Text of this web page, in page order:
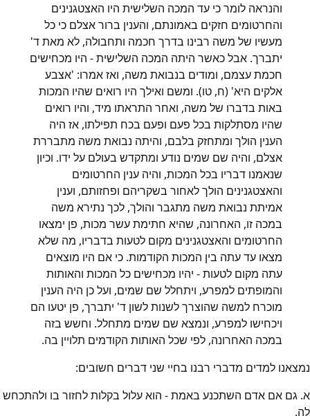
והנראה לומר כי עד המכה השלישית היו האצטגנינים
והחרטומים חזקים באמונתם, והענין ברור אצלם כי כל
מעשיו של משה רבינו בדרך חכמה ותחבולה, לא מאת ד'
יתברך. אבל כאשר היתה המכה השלישית - היו מכחישים
חכמת עצמם, ומודים בנבואת משה, ואז אמרו: 'אצבע
אלקים היא' (ח, טו). ומשם ואילך היו רואים שהיו המכות
באות בדברו של משה, ואחר התראתו מיד, והיו רואים
שהיו מסתלקות בכל פעם ופעם בכח תפילתו, אז היה
הענין הולך ומתחזק בלבם, והיתה נבואת משה מתבררת
אצלם, והיה שם שמים נודע ומתקדש בעולם על ידו. וכיון
שנאמנו דבריו בכל המכות, והיה ענין החרטומים
והאצטגנינים הולך לאחור בשקריהם ופחזותם, וענין
אמיתת נבואת משה מתגבר והולך, לכך נתירא משה
במכה זו, האחרונה, שהיא חתימת עשר מכות, פן ימצאו
החרטומים והאצטגנינים מקום לטעות בדבריו, מה שלא
מצאו עד עתה בין המכות הקודמות. כי אם היו מוצאים
עתה מקום לטעות - יהיו מכחישים כל המכות והאותות
והמופתים למפרע, ויתחלל שם שמים, ועל כן היה הענין
מוכרח למשה שהוצרך לשנות לשון ד' יתברך, פן יטעו הם
ויכחישו למפרע, ונמצא שם שמים מתחלל. וחשש בזה
במכה האחרונה, לפי שכל האותות הקודמים תלויין בה.
נמצאנו למדים מדברי רבנו בחיי שני דברים חשובים:
א. גם אם אדם השתכנע באמת - הוא עלול בקלות לחזור בו ולהתכחש
לה.